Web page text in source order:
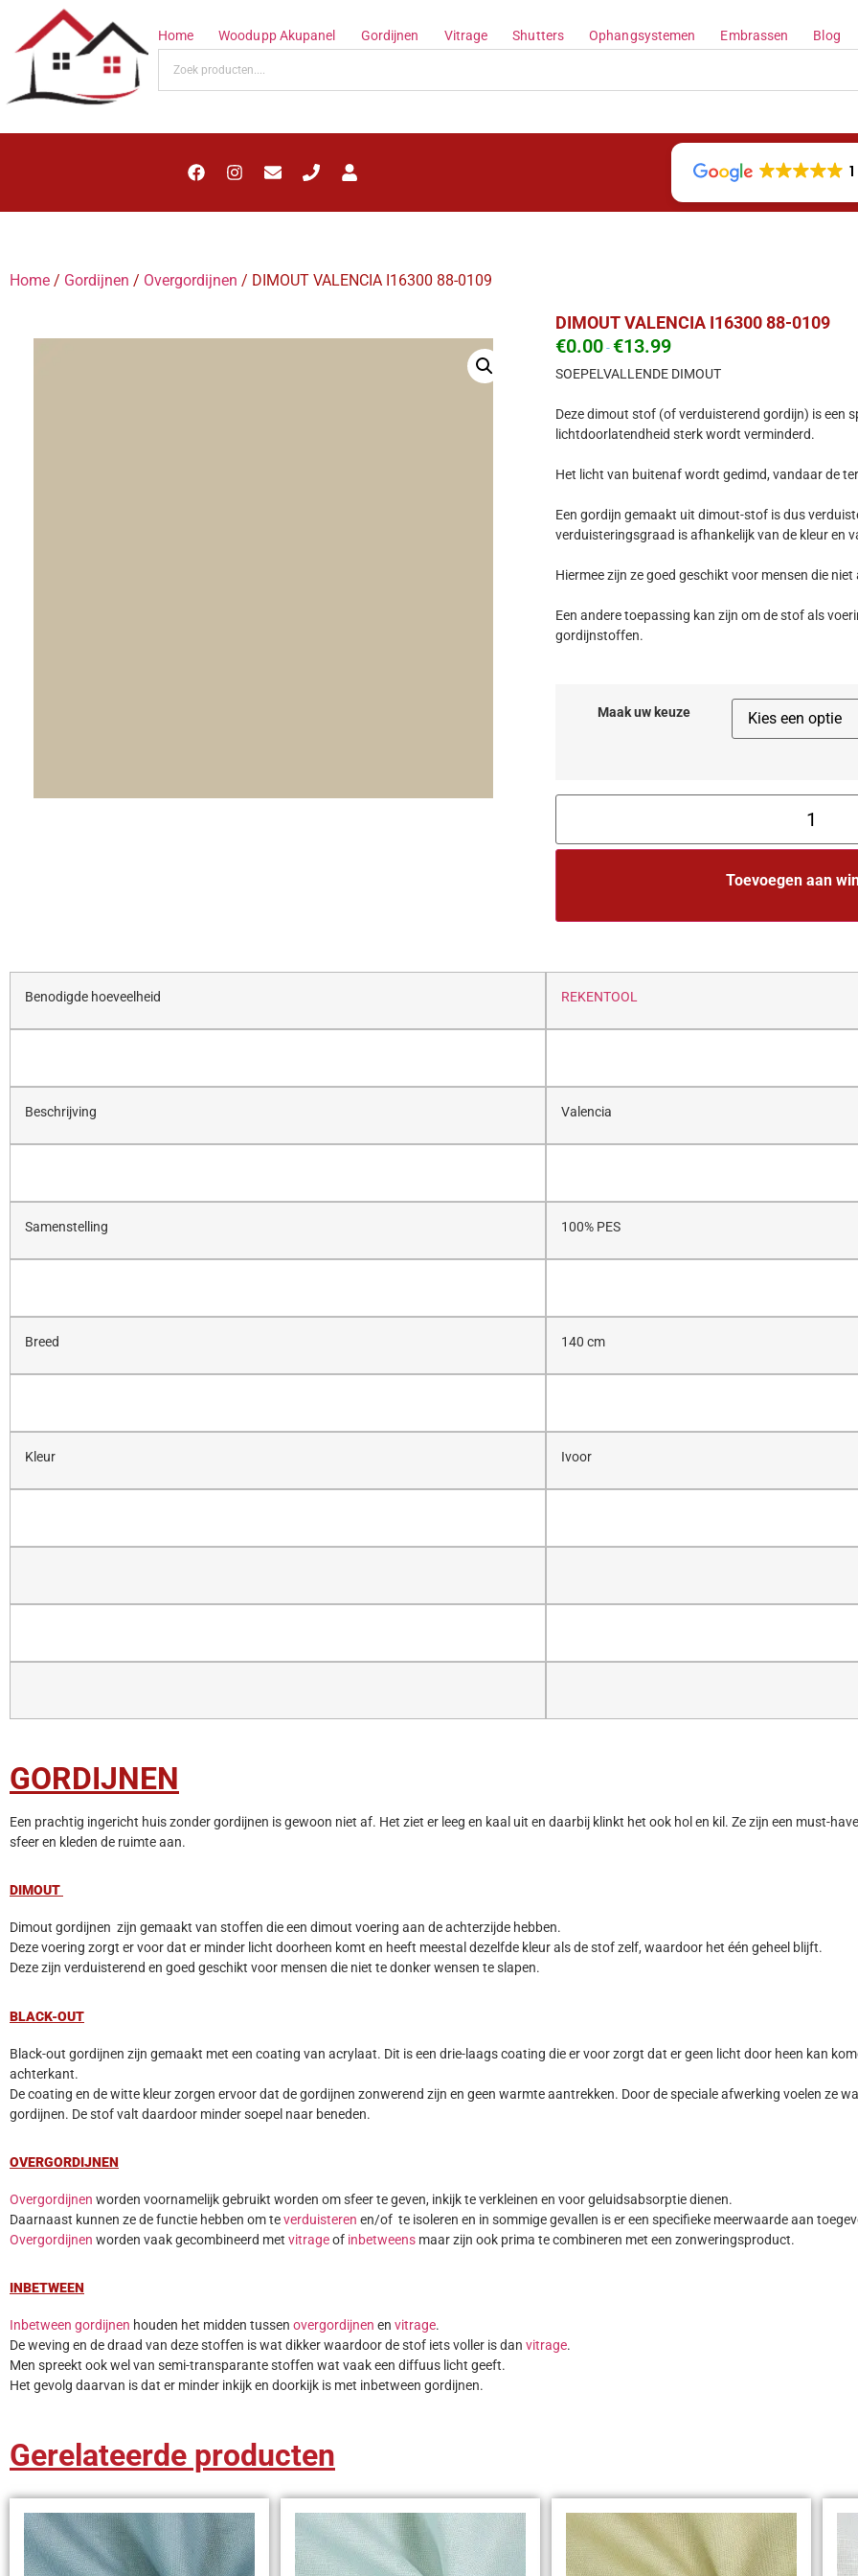
Home Woodupp Akupanel Gordijnen Vitrage Shutters Ophangsystemen Embrassen Blog
Home / Gordijnen / Overgordijnen / DIMOUT VALENCIA I16300 88-0109
DIMOUT VALENCIA I16300 88-0109
€0.00-€13.99
SOEPELVALLENDE DIMOUT
Deze dimout stof (of verduisterend gordijn) is een
lichtdoorlatendheid sterk wordt verminderd.
Het licht van buitenaf wordt gedimd, vandaar de
Een gordijn gemaakt uit dimout-stof is dus
verduisteringsgraad is afhankelijk van de kleur en
Hiermee zijn ze goed geschikt voor mensen die
Een andere toepassing kan zijn om de stof als
gordijnstoffen.
Maak uw keuze
Toevoegen aan
Benodigde hoeveelheid REKENTOOL
Beschrijving Valencia
Samenstelling 100% PES
Breed 140 cm
Kleur Ivoor
GORDIJNEN
Een prachtig ingericht huis zonder gordijnen is gewoon niet af. Het ziet er leeg en kaal uit en daarbij klinkt het ook hol en kil. Ze zijn een must-
sfeer en kleden de ruimte aan.
DIMOUT
Dimout gordijnen zijn gemaakt van stoffen die een dimout voering aan de achterzijde hebben.
Deze voering zorgt er voor dat er minder licht doorheen komt en heeft meestal dezelfde kleur als de stof zelf, waardoor het één geheel blijft.
Deze zijn verduisterend en goed geschikt voor mensen die niet te donker wensen te slapen.
BLACK-OUT
Black-out gordijnen zijn gemaakt met een coating van acrylaat. Dit is een drie-laags coating die er voor zorgt dat er geen licht door heen kan
achterkant.
De coating en de witte kleur zorgen ervoor dat de gordijnen zonwerend zijn en geen warmte aantrekken. Door de speciale afwerking voelen ze
gordijnen. De stof valt daardoor minder soepel naar beneden.
OVERGORDIJNEN
Overgordijnen worden voornamelijk gebruikt worden om sfeer te geven, inkijk te verkleinen en voor geluidsabsorptie dienen.
Daarnaast kunnen ze de functie hebben om teverduisteren en/of te isoleren en in sommige gevallen is er een specifieke meerwaarde aan
Overgordijnen worden vaak gecombineerd met vitrageof inbetweens maar zijn ook prima te combineren met een zonweringsproduct.
INBETWEEN
Inbetween gordijnen houden het midden tussen overgordijnen en vitrage.
De weving en de draad van deze stoffen is wat dikker waardoor de stof iets voller is dan vitrage.
Men spreekt ook wel van semi-transparante stoffen wat vaak een diffuus licht geeft.
Het gevolg daarvan is dat er minder inkijk en doorkijk is met inbetween gordijnen.
Gerelateerde producten